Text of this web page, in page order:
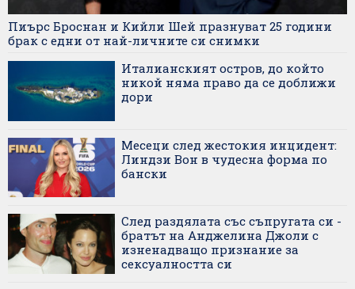
Пиърс Броснан и Кийли Шей празнуват 25 години
брак с едни от най-личните си снимки
Италианският остров, до който
никой няма право да се доближи
дори
Месеци след жестокия инцидент:
Линдзи Вон в чудесна форма по
бански
След раздялата със съпругата си -
братът на Анджелина Джоли с
изненадващо признание за
сексуалността си